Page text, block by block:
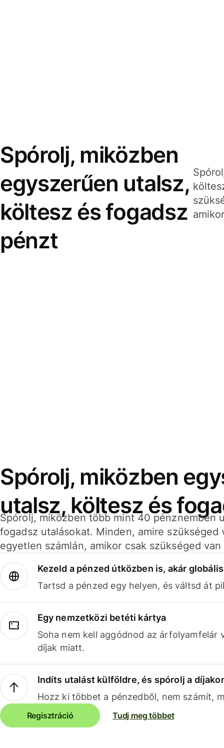
Spórolj, miközben
egyszerűen utalsz,
költesz és fogadsz
pénzt
Spórolj, miközben
utalsz, költesz és
Spórolj, miközben több mint 40 pénznemben
fogadsz utalásokat. Minden, amire szükséged
egyetlen számlán, amikor csak szükséged van
Kezeld a pénzed útközben is, akár
Tartsd a pénzed egy helyen, és váltsd át
Egy nemzetközi betéti kártya
Soha nem kell aggódnod az árfolyamfelár
díjak miatt.
Indíts utalást külföldre, és spórolj a
Hozz ki többet a pénzedből, nem számít,
Regisztráció Tudj meg többet